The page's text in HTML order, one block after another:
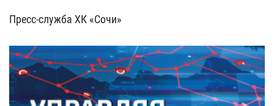
Пресс-служба ХК «Сочи»